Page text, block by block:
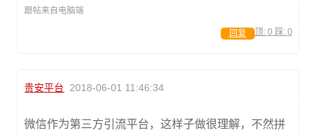
跟帖来自电脑端
顶: 0 踩: 0
回复
贵安平台 2018-06-01 11:46:34
微信作为第三方引流平台，这样子做很理解，不然拼